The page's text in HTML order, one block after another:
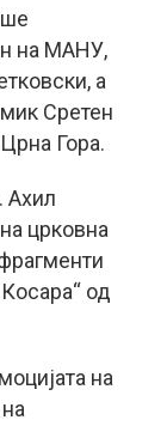
на МАНУ,
а
Сретен
Гора.
Ахил
црковна
од
на